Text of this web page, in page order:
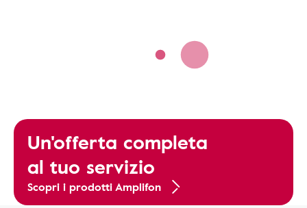
Un'offerta completa
al tuo servizio
Scopri i prodotti Amplifon